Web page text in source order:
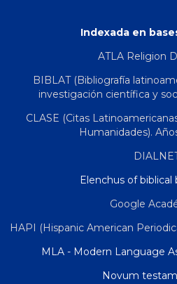
Indexada en
ATLA Religion
BIBLAT (Bibliografía
investigación científica y
CLASE (Citas
Humanidades).
Elenchus of biblical
Google
HAPI (Hispanic American
MLA - Modern Language
Novum